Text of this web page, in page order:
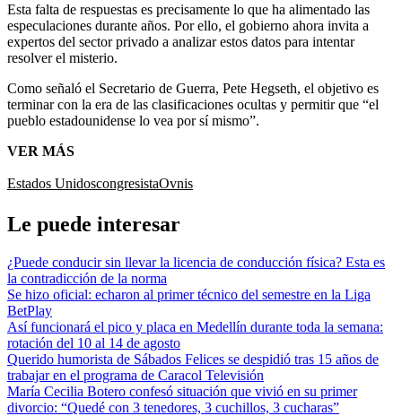
Esta falta de respuestas es precisamente lo que ha alimentado las
especulaciones durante años. Por ello, el gobierno ahora invita a
expertos del sector privado a analizar estos datos para intentar
resolver el misterio.
Como señaló el Secretario de Guerra, Pete Hegseth, el objetivo es
terminar con la era de las clasificaciones ocultas y permitir que “el
pueblo estadounidense lo vea por sí mismo”.
VER MÁS
Estados UnidoscongresistaOvnis
Le puede interesar
¿Puede conducir sin llevar la licencia de conducción física? Esta es
la contradicción de la norma
Se hizo oficial: echaron al primer técnico del semestre en la Liga
BetPlay
Así funcionará el pico y placa en Medellín durante toda la semana:
rotación del 10 al 14 de agosto
Querido humorista de Sábados Felices se despidió tras 15 años de
trabajar en el programa de Caracol Televisión
María Cecilia Botero confesó situación que vivió en su primer
divorcio: “Quedé con 3 tenedores, 3 cuchillos, 3 cucharas”